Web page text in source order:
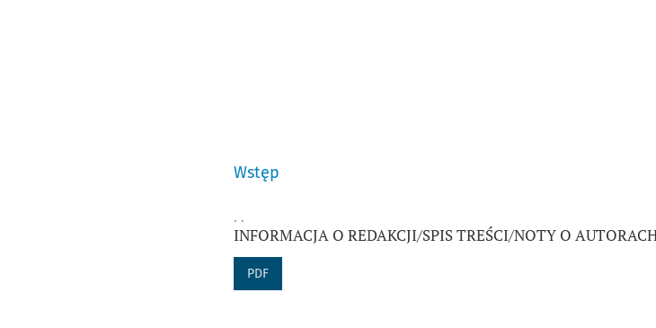
Wstęp
. .
INFORMACJA O REDAKCJI/SPIS TREŚCI/NOTY O
PDF